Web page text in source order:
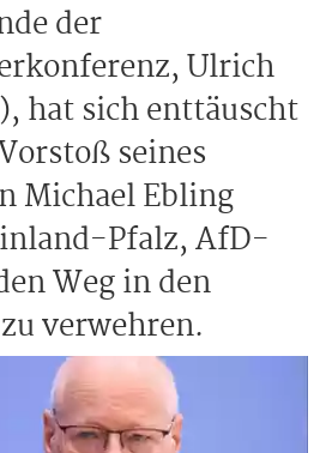
der
Ulrich
hat sich enttäuscht
seines
Michael Ebling
Pfalz, AfD-
Weg in den
verwehren.